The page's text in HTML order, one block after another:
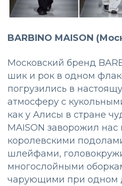
BARBINO MAISON
Московский бренд
шик и рок в одном
погрузились в
атмосферу с
как у Алисы в стране
MAISON заворожил
королевскими
шлейфами,
многослойными
чарующими при одном